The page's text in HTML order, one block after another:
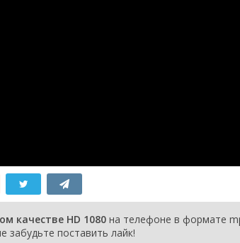
качестве HD 1080 на телефоне в формате
забудьте поставить лайк!